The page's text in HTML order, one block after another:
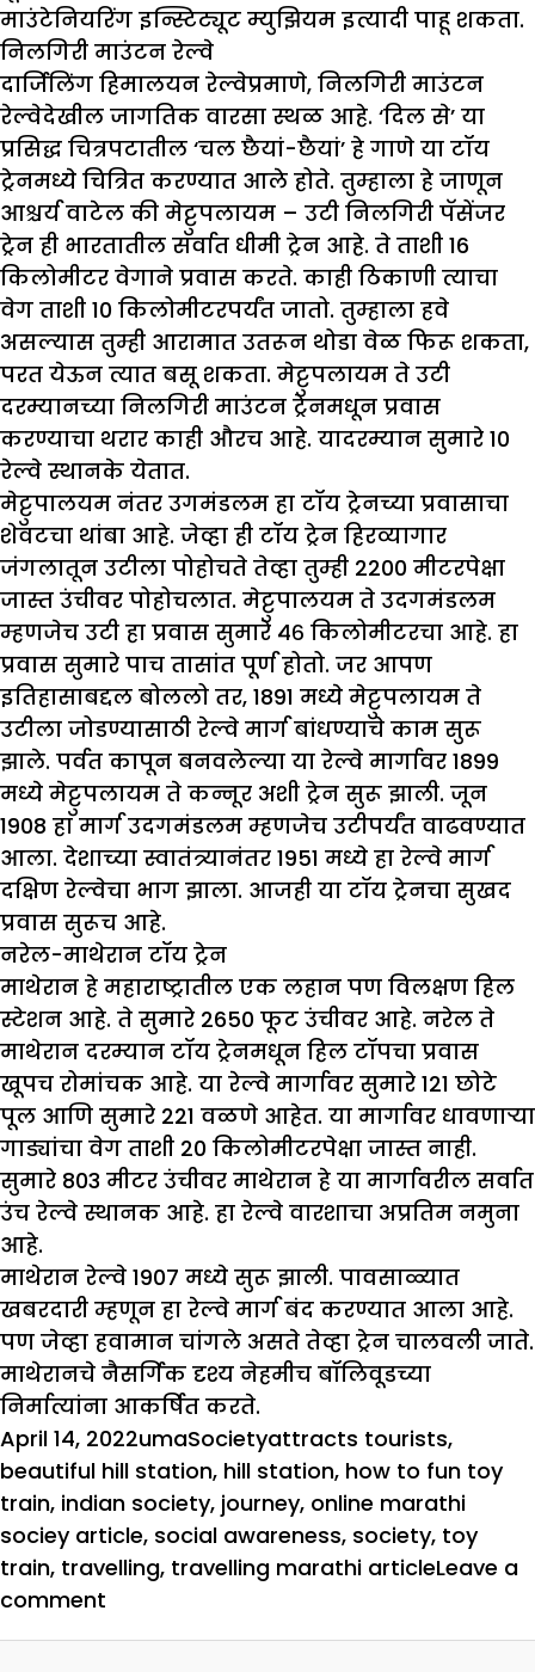
माउंटेनियरिंग इन्स्टिट्यूट म्युझियम इत्यादी पाहू शकता.
निलगिरी माउंटन रेल्वे
दार्जिलिंग हिमालयन रेल्वेप्रमाणे, निलगिरी माउंटन
रेल्वेदेखील जागतिक वारसा स्थळ आहे. ‘दिल से’ या
प्रसिद्ध चित्रपटातील ‘चल छैयां-छैयां’ हे गाणे या टॉय
ट्रेनमध्ये चित्रित करण्यात आले होते. तुम्हाला हे जाणून
आश्चर्य वाटेल की मेट्टुपलायम – उटी निलगिरी पॅसेंजर
ट्रेन ही भारतातील सर्वात धीमी ट्रेन आहे. ते ताशी 16
किलोमीटर वेगाने प्रवास करते. काही ठिकाणी त्याचा
वेग ताशी 10 किलोमीटरपर्यंत जातो. तुम्हाला हवे
असल्यास तुम्ही आरामात उतरून थोडा वेळ फिरू शकता,
परत येऊन त्यात बसू शकता. मेट्टुपलायम ते उटी
दरम्यानच्या निलगिरी माउंटन ट्रेनमधून प्रवास
करण्याचा थरार काही औरच आहे. यादरम्यान सुमारे 10
रेल्वे स्थानके येतात.
मेट्टुपालयम नंतर उगमंडलम हा टॉय ट्रेनच्या प्रवासाचा
शेवटचा थांबा आहे. जेव्हा ही टॉय ट्रेन हिरव्यागार
जंगलातून उटीला पोहोचते तेव्हा तुम्ही 2200 मीटरपेक्षा
जास्त उंचीवर पोहोचलात. मेट्टुपालयम ते उदगमंडलम
म्हणजेच उटी हा प्रवास सुमारे ४६ किलोमीटरचा आहे. हा
प्रवास सुमारे पाच तासांत पूर्ण होतो. जर आपण
इतिहासाबद्दल बोललो तर, 1891 मध्ये मेट्टुपलायम ते
उटीला जोडण्यासाठी रेल्वे मार्ग बांधण्याचे काम सुरू
झाले. पर्वत कापून बनवलेल्या या रेल्वे मार्गावर 1899
मध्ये मेट्टुपलायम ते कन्नूर अशी ट्रेन सुरू झाली. जून
1908 हा मार्ग उदगमंडलम म्हणजेच उटीपर्यंत वाढवण्यात
आला. देशाच्या स्वातंत्र्यानंतर 1951 मध्ये हा रेल्वे मार्ग
दक्षिण रेल्वेचा भाग झाला. आजही या टॉय ट्रेनचा सुखद
प्रवास सुरूच आहे.
नरेल-माथेरान टॉय ट्रेन
माथेरान हे महाराष्ट्रातील एक लहान पण विलक्षण हिल
स्टेशन आहे. ते सुमारे 2650 फूट उंचीवर आहे. नरेल ते
माथेरान दरम्यान टॉय ट्रेनमधून हिल टॉपचा प्रवास
खूपच रोमांचक आहे. या रेल्वे मार्गावर सुमारे 121 छोटे
पूल आणि सुमारे 221 वळणे आहेत. या मार्गावर धावणाऱ्या
गाड्यांचा वेग ताशी 20 किलोमीटरपेक्षा जास्त नाही.
सुमारे 803 मीटर उंचीवर माथेरान हे या मार्गावरील सर्वात
उंच रेल्वे स्थानक आहे. हा रेल्वे वारशाचा अप्रतिम नमुना
आहे.
माथेरान रेल्वे 1907 मध्ये सुरू झाली. पावसाळ्यात
खबरदारी म्हणून हा रेल्वे मार्ग बंद करण्यात आला आहे.
पण जेव्हा हवामान चांगले असते तेव्हा ट्रेन चालवली जाते.
माथेरानचे नैसर्गिक दृश्य नेहमीच बॉलिवूडच्या
निर्मात्यांना आकर्षित करते.
Posted
on
April 14, 2022Author
umaCategories
SocietyTags
attracts tourists,
beautiful hill station, hill station, how to fun toy
train, indian society, journey, online marathi
sociey article, social awareness, society, toy
train, travelling, travelling marathi articleLeave a
comment